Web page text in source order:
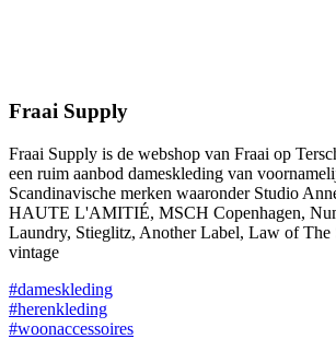
Fraai Supply
Fraai Supply is de webshop van Fraai op
een ruim aanbod dameskleding van
Scandinavische merken waaronder Studio
HAUTE L'AMITIÉ, MSCH Copenhagen,
Laundry, Stieglitz, Another Label, Law of The
vintage
#dameskleding
#herenkleding
#woonaccessoires